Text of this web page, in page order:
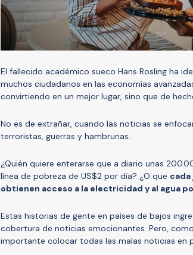
El fallecido académico sueco Hans Rosling ha
muchos ciudadanos en las economías
convirtiendo en un mejor lugar, sino que de
No es de extrañar, cuando las noticias se
terroristas, guerras y hambrunas.
¿Quién quiere enterarse que a diario unas
línea de pobreza de US$2 por día? ¿O que
obtienen acceso a la electricidad y al agua
Estas historias de gente en países de bajos
cobertura de noticias emocionantes. Pero,
importante colocar todas las malas noticias en